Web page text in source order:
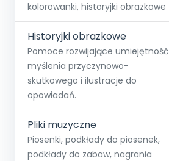
kolorowanki, historyjki obrazkowe
Historyjki obrazkowe
Pomoce rozwijające umiejętność
myślenia przyczynowo-
skutkowego i ilustracje do
opowiadań.
Pliki muzyczne
Piosenki, podkłady do piosenek,
podkłady do zabaw, nagrania